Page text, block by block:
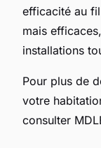
efficacité au
mais
installations
Pour plus de
votre
consulter